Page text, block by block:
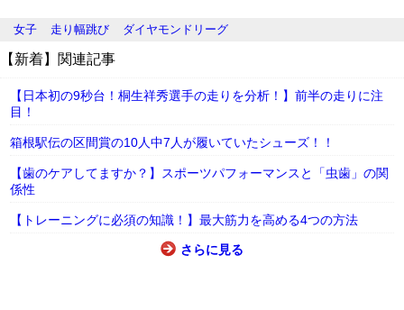
女子 走り幅跳び ダイヤモンドリーグ
【新着】関連記事
【日本初の9秒台！桐生祥秀選手の走りを分析！】前半の走りに注
目！
箱根駅伝の区間賞の10人中7人が履いていたシューズ！！
【歯のケアしてますか？】スポーツパフォーマンスと「虫歯」の関
係性
【トレーニングに必須の知識！】最大筋力を高める4つの方法
さらに見る